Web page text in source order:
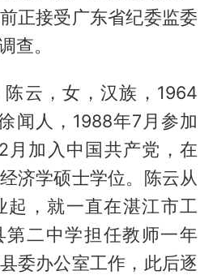
正接受广东省纪委监委
查。
云，女，汉族，1964
闻人，1988年7月参加
月加入中国共产党，在
济学硕士学位。陈云从
起，就一直在湛江市工
二中学担任教师一年
委办公室工作，此后逐